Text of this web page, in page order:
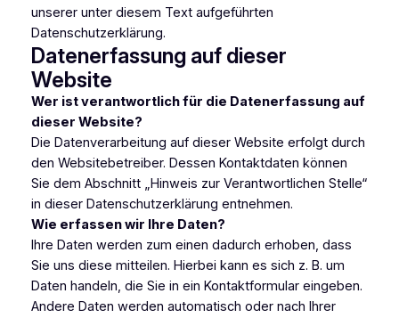
unserer unter diesem Text aufgeführten
Datenschutzerklärung.
Datenerfassung auf dieser
Website
Wer ist verantwortlich für die Datenerfassung auf
dieser Website?
Die Datenverarbeitung auf dieser Website erfolgt durch
den Websitebetreiber. Dessen Kontaktdaten können
Sie dem Abschnitt „Hinweis zur Verantwortlichen Stelle“
in dieser Datenschutzerklärung entnehmen.
Wie erfassen wir Ihre Daten?
Ihre Daten werden zum einen dadurch erhoben, dass
Sie uns diese mitteilen. Hierbei kann es sich z. B. um
Daten handeln, die Sie in ein Kontaktformular eingeben.
Andere Daten werden automatisch oder nach Ihrer